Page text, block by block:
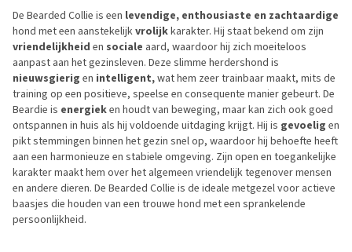
De Bearded Collie is een levendige, enthousiaste en zachtaardige
hond met een aanstekelijkvrolijkkarakter. Hij staat bekend om zijn
vriendelijkheid en sociale aard, waardoor hij zich moeiteloos
aanpast aan het gezinsleven. Deze slimme herdershond is
nieuwsgierig en intelligent,wat hem zeer trainbaar maakt, mits de
training op een positieve, speelse en consequente manier gebeurt. De
Beardie is energieken houdt van beweging, maar kan zich ook goed
ontspannen in huis als hij voldoende uitdaging krijgt. Hij is gevoelig en
pikt stemmingen binnen het gezin snel op, waardoor hij behoefte heeft
aan een harmonieuze en stabiele omgeving. Zijn open en toegankelijke
karakter maakt hem over het algemeen vriendelijk tegenover mensen
en andere dieren. De Bearded Collie is de ideale metgezel voor actieve
baasjes die houden van een trouwe hond met een sprankelende
persoonlijkheid.